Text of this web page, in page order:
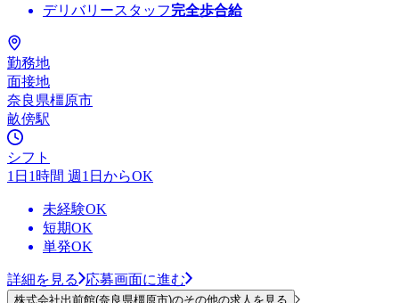
デリバリースタッフ完全歩合給
勤務地
面接地
奈良県橿原市
畝傍駅
シフト
1日1時間 週1日からOK
未経験OK
短期OK
単発OK
詳細を見る 応募画面に進む
株式会社出前館(奈良県橿原市)のその他の求人を見る